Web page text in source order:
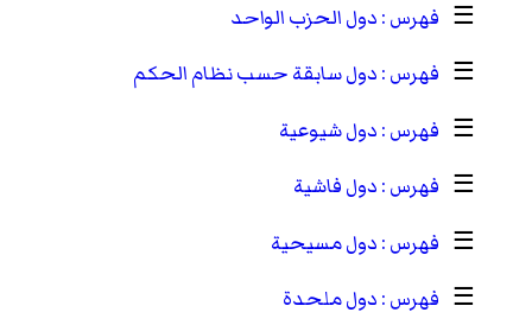
☰
دول الحزب الواحد
☰
دول سابقة حسب نظام الحكم
☰
دول شيوعية
☰
دول فاشية
☰
دول مسيحية
☰
دول ملحدة